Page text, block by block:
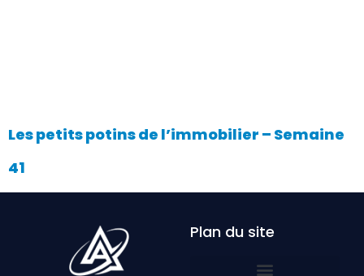
Les petits potins de l’immobilier – Semaine
41
Plan du site